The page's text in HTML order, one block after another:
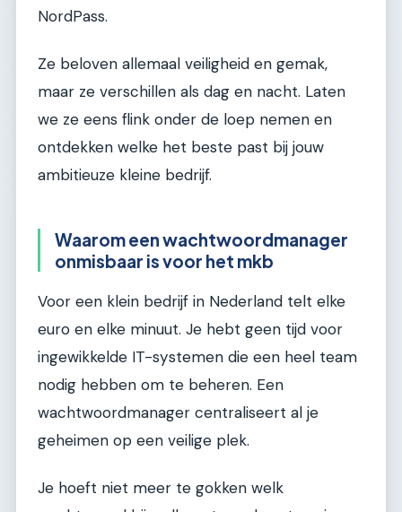
NordPass.
Ze beloven allemaal veiligheid en gemak,
maar ze verschillen als dag en nacht. Laten
we ze eens flink onder de loep nemen en
ontdekken welke het beste past bij jouw
ambitieuze kleine bedrijf.
Waarom een wachtwoordmanager
onmisbaar is voor het mkb
Voor een klein bedrijf in Nederland telt elke
euro en elke minuut. Je hebt geen tijd voor
ingewikkelde IT-systemen die een heel team
nodig hebben om te beheren. Een
wachtwoordmanager centraliseert al je
geheimen op een veilige plek.
Je hoeft niet meer te gokken welk